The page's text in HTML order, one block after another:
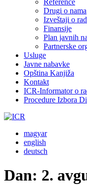
Reference
Drugi o nama
Izveštaji o
Finansije
Plan javnih
Partnerske
Usluge
Javne nabavke
Opština Kanjiža
Kontakt
ICR-Informator o
Procedure Izbora
magyar
english
deutsch
Dan: 2.